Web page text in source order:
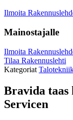
Ilmoita
Mainostajalle
Ilmoita
Tilaa Rakennuslehti
Kategoriat
Bravida taas
Servicen